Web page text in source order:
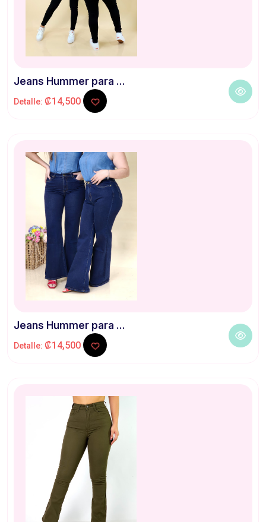
Jeans Hummer para ...
Detalle: ₡14,500
Jeans Hummer para ...
Detalle: ₡14,500